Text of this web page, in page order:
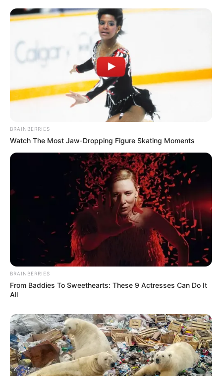
BRAINBERRIES
Watch The Most Jaw‑Dropping Figure Skating Moments
BRAINBERRIES
From Baddies To Sweethearts: These 9 Actresses Can Do It
All